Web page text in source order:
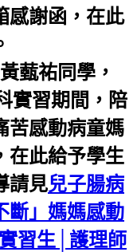
感謝函，在此
薽祐同學，
實習期間，陪
苦感動病童媽
在此給予學生
請見兒子腸病
斷」媽媽感動
習生│護理師